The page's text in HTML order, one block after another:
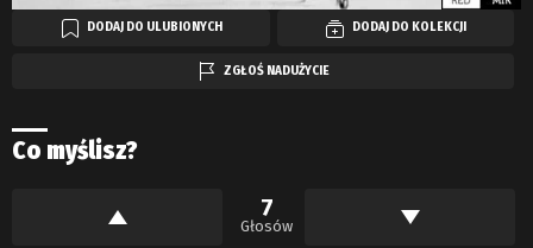
DODAJ DO ULUBIONYCH DODAJ DO KOLEKCJI
ZGŁOŚ NADUŻYCIE
Co myślisz?
7
Głosów